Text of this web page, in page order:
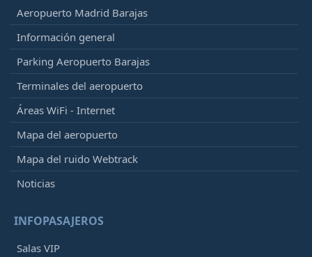
Aeropuerto Madrid Barajas
Información general
Parking Aeropuerto Barajas
Terminales del aeropuerto
Áreas WiFi - Internet
Mapa del aeropuerto
Mapa del ruido Webtrack
Noticias
INFOPASAJEROS
Salas VIP